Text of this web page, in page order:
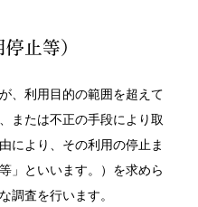
止等）
、利用目的の範囲を超えて
または不正の手段により取
により、その利用の停止ま
」といいます。）を求めら
調査を行います。